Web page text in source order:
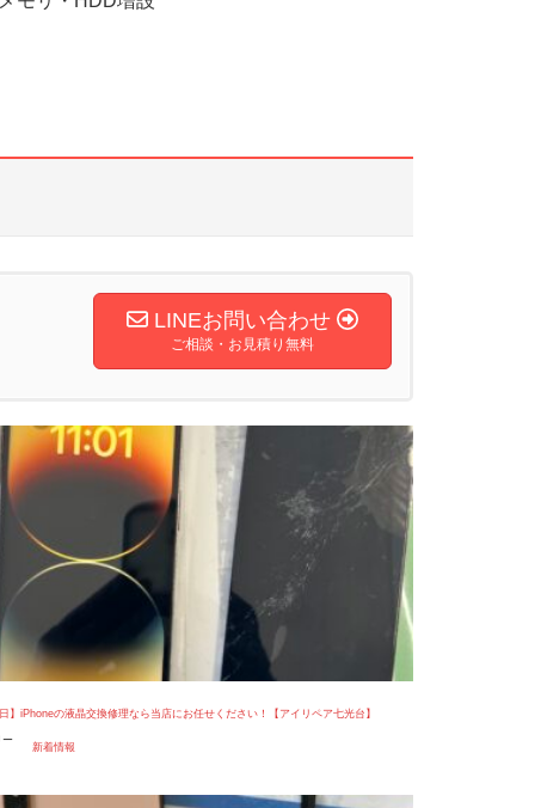
LINEお問い合わせ
ご相談・お見積り無料
日】iPhoneの液晶交換修理なら当店にお任せください！【アイリペア七光台】
ー
新着情報